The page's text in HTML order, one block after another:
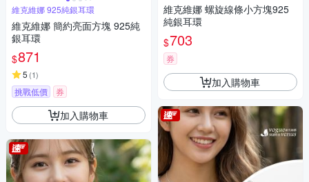
維克維娜 925純銀耳環
維克維娜 簡約亮面方塊 925純
銀耳環
$871
5 (1)
挑戰低價 券
加入購物車
維克維娜 螺旋線條小方塊925
純銀耳環
$703
券
加入購物車